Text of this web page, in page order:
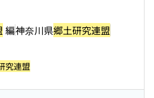
編神奈川県郷土研究連盟
究連盟